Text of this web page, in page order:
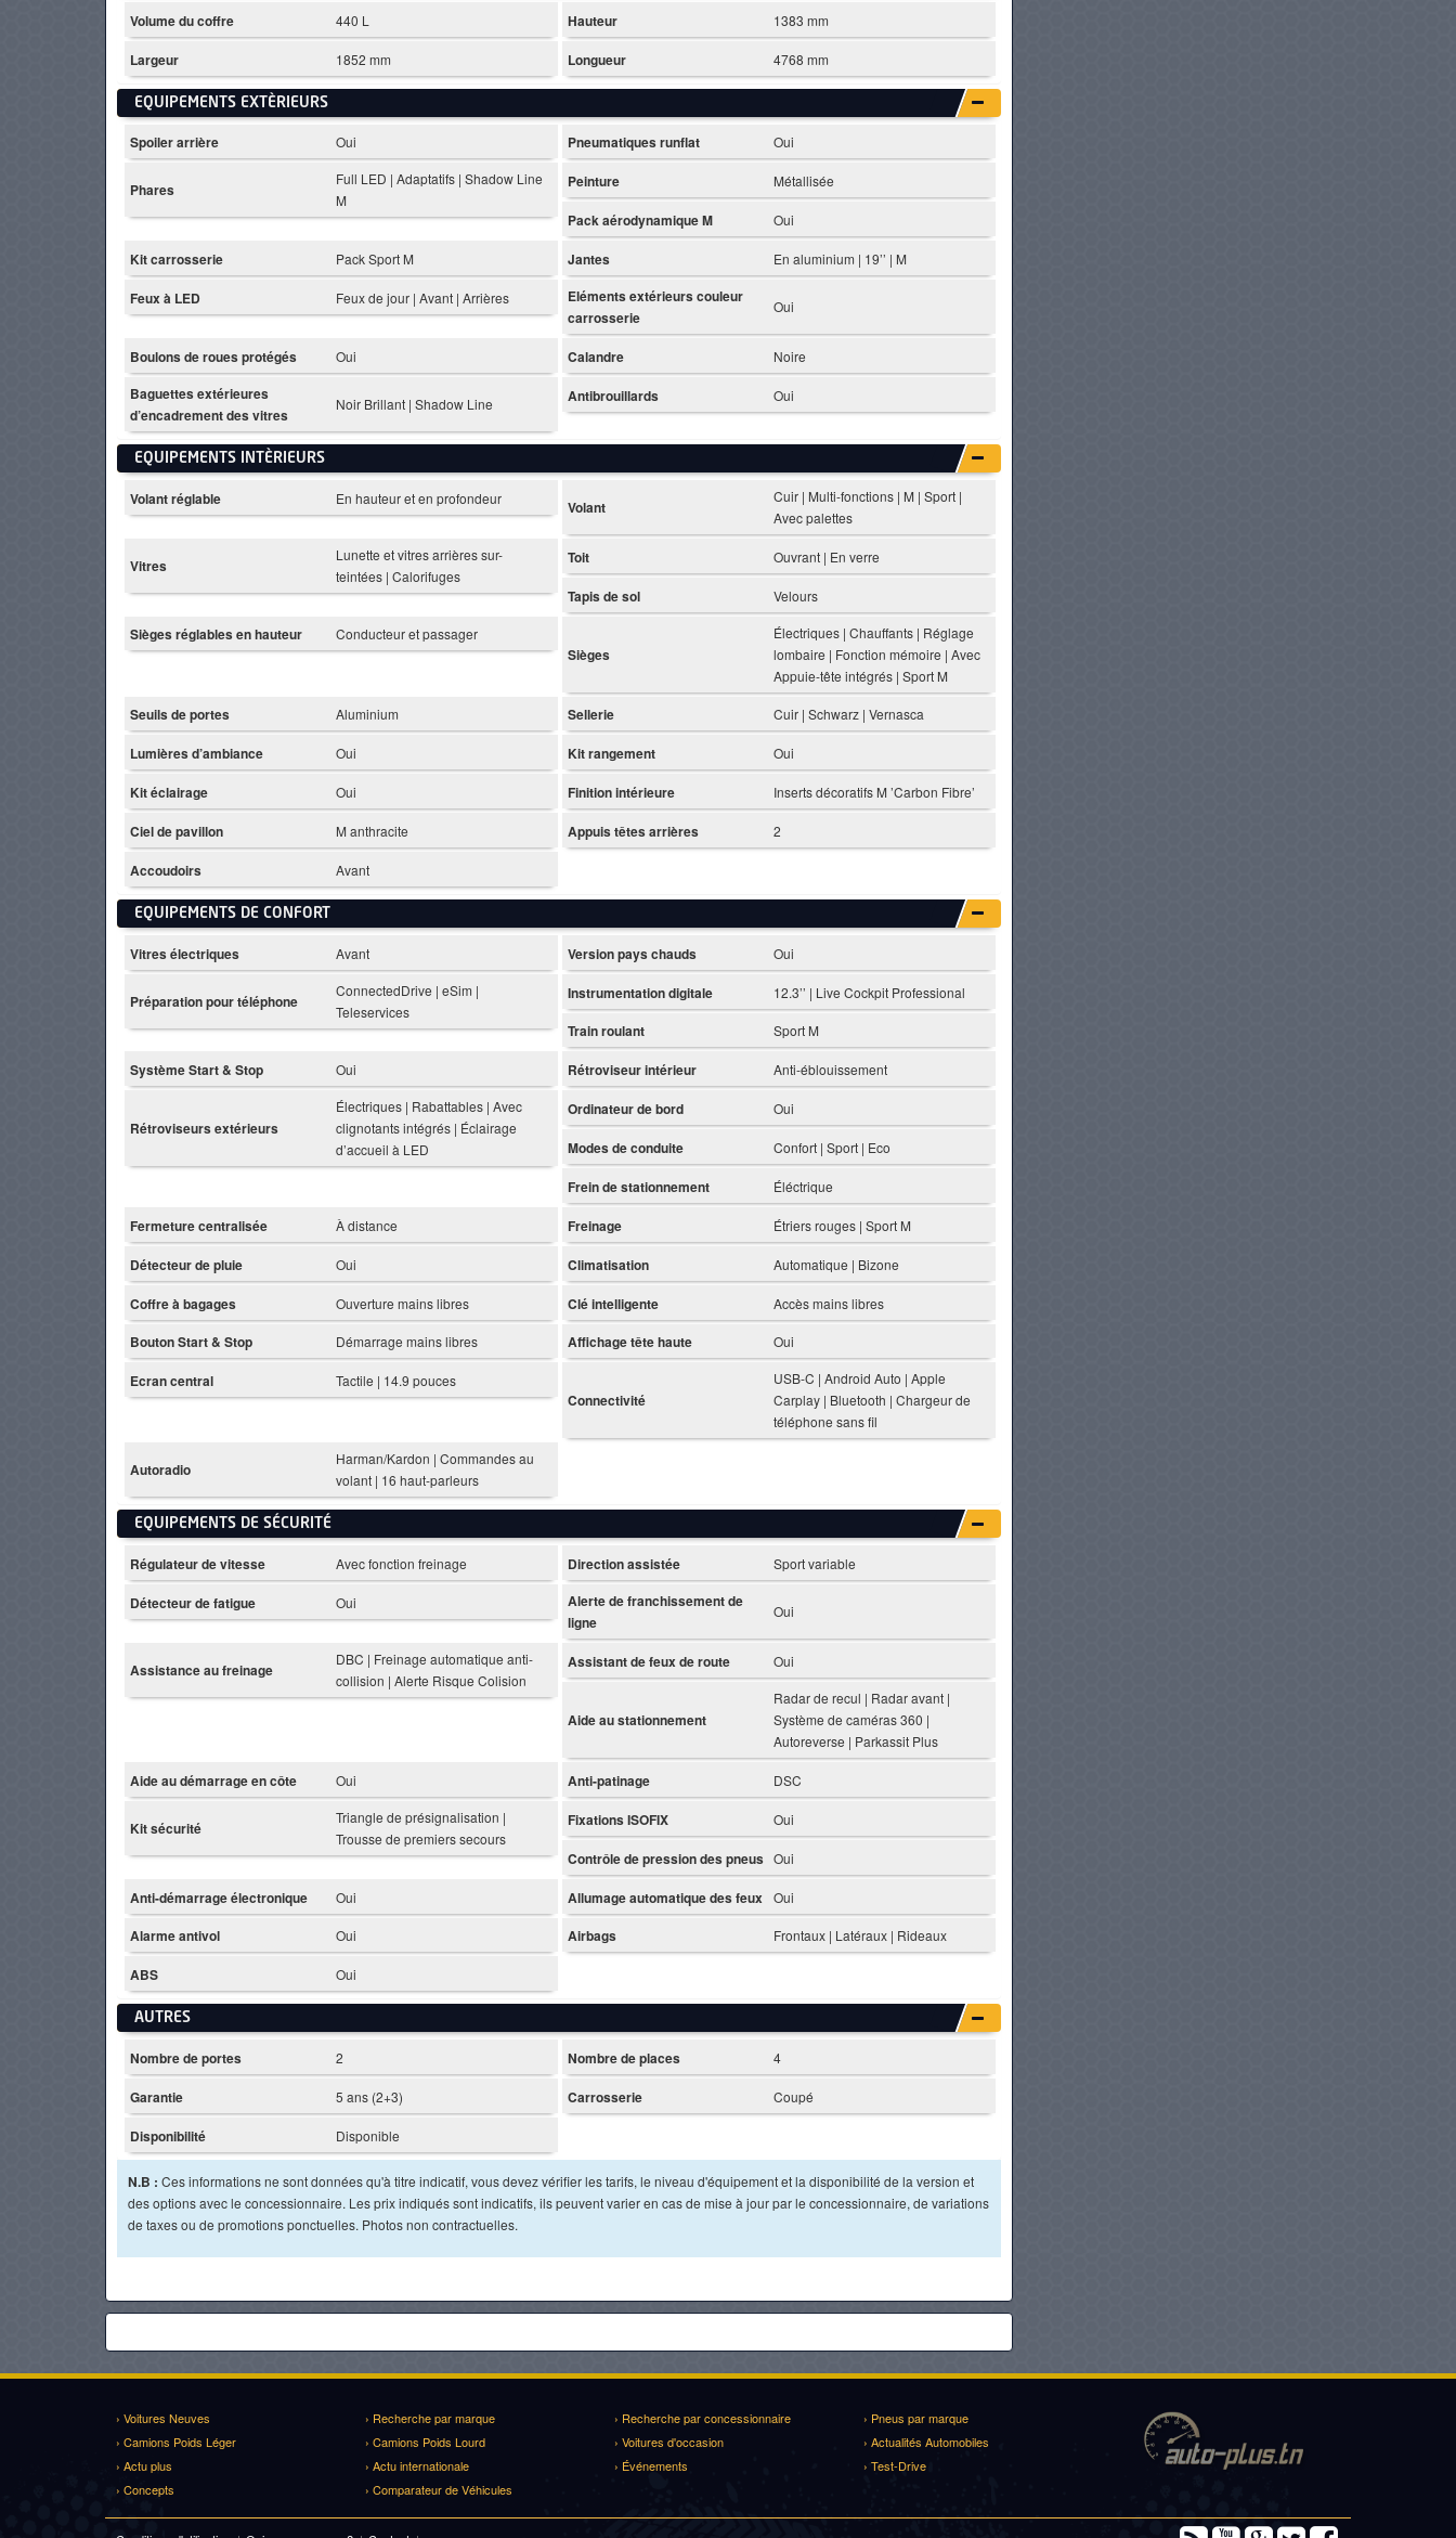
Volume du coffre 440 L Hauteur 1383 mm
Largeur 1852 mm Longueur 4768 mm
EQUIPEMENTS EXTÈRIEURS
Spoiler arrière Oui Pneumatiques runflat Oui
Phares
Full LED | Adaptatifs | Shadow Line
M
Peinture Métallisée
Pack aérodynamique M Oui
Kit carrosserie Pack Sport M Jantes En aluminium | 19’’ | M
Feux à LED Feux de jour | Avant | Arrières
Eléments extérieurs couleur
carrosserie
Oui
Boulons de roues protégés Oui Calandre Noire
Baguettes extérieures
d’encadrement des vitres
Noir Brillant | Shadow Line Antibrouillards Oui
EQUIPEMENTS INTÈRIEURS
Volant réglable En hauteur et en profondeur Volant
Cuir | Multi-fonctions | M | Sport |
Avec palettes
Vitres
Lunette et vitres arrières sur-
teintées | Calorifuges
Toit Ouvrant | En verre
Tapis de sol Velours
Sièges réglables en hauteur Conducteur et passager
Sièges
Électriques | Chauffants | Réglage
lombaire | Fonction mémoire | Avec
Appuie-tête intégrés | Sport M
Seuils de portes Aluminium Sellerie Cuir | Schwarz | Vernasca
Lumières d’ambiance Oui Kit rangement Oui
Kit éclairage Oui Finition intérieure Inserts décoratifs M ’Carbon Fibre’
Ciel de pavillon M anthracite Appuis têtes arrières 2
Accoudoirs Avant
EQUIPEMENTS DE CONFORT
Vitres électriques Avant Version pays chauds Oui
Préparation pour téléphone
ConnectedDrive | eSim |
Teleservices
Instrumentation digitale 12.3’’ | Live Cockpit Professional
Train roulant Sport M
Système Start & Stop Oui Rétroviseur intérieur Anti-éblouissement
Rétroviseurs extérieurs
Électriques | Rabattables | Avec
clignotants intégrés | Éclairage
d’accueil à LED
Ordinateur de bord Oui
Modes de conduite Confort | Sport | Eco
Frein de stationnement Éléctrique
Fermeture centralisée À distance Freinage Étriers rouges | Sport M
Détecteur de pluie Oui Climatisation Automatique | Bizone
Coffre à bagages Ouverture mains libres Clé intelligente Accès mains libres
Bouton Start & Stop Démarrage mains libres Affichage tête haute Oui
Ecran central Tactile | 14.9 pouces
Connectivité
USB-C | Android Auto | Apple
Carplay | Bluetooth | Chargeur de
téléphone sans fil
Autoradio
Harman/Kardon | Commandes au
volant | 16 haut-parleurs
EQUIPEMENTS DE SÉCURITÉ
Régulateur de vitesse Avec fonction freinage Direction assistée Sport variable
Détecteur de fatigue Oui
Alerte de franchissement de
ligne
Oui
Assistance au freinage
DBC | Freinage automatique anti-
collision | Alerte Risque Colision
Assistant de feux de route Oui
Aide au stationnement
Radar de recul | Radar avant |
Système de caméras 360 |
Autoreverse | Parkassit Plus
Aide au démarrage en côte Oui Anti-patinage DSC
Kit sécurité
Triangle de présignalisation |
Trousse de premiers secours
Fixations ISOFIX Oui
Contrôle de pression des pneus Oui
Anti-démarrage électronique Oui Allumage automatique des feux Oui
Alarme antivol Oui Airbags Frontaux | Latéraux | Rideaux
ABS Oui
AUTRES
Nombre de portes 2 Nombre de places 4
Garantie 5 ans (2+3) Carrosserie Coupé
Disponibilité Disponible
N.B : Ces informations ne sont données qu'à titre indicatif, vous devez vérifier les tarifs, le niveau d'équipement et la disponibilité de la version et
des options avec le concessionnaire. Les prix indiqués sont indicatifs, ils peuvent varier en cas de mise à jour par le concessionnaire, de variations
de taxes ou de promotions ponctuelles. Photos non contractuelles.
› Voitures Neuves › Recherche par marque › Recherche par concessionnaire
› Pneus par marque
› Camions Poids Léger
› Camions Poids Lourd › Voitures d'occasion
› Actualités Automobiles
› Actu plus
› Actu internationale › Événements
› Test-Drive
› Concepts
› Comparateur de Véhicules